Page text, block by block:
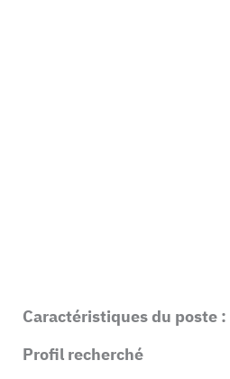
Caractéristiques du poste :
Profil recherché